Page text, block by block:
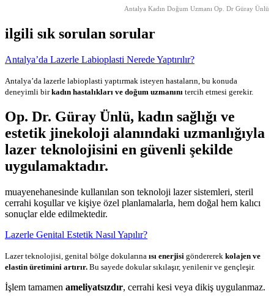
Antalya Kadın Doğum Uzmanı Op. Dr Güray Ünlü
ilgili sık sorulan sorular
Antalya’da Lazerle Labioplasti Nerede Yaptırılır?
Antalya’da lazerle labioplasti yaptırmak isteyen hastaların, bu konuda
deneyimli birkadın hastalıkları ve doğum uzmanını tercih etmesi gerekir.
Op. Dr. Güray Ünlü, kadın sağlığı ve
estetik jinekoloji alanındaki uzmanlığıyla
lazer teknolojisini en güvenli şekilde
uygulamaktadır.
muayenehanesinde kullanılan son teknoloji lazer sistemleri, steril
cerrahi koşullar ve kişiye özel planlamalarla, hem doğal hem kalıcı
sonuçlar elde edilmektedir.
Lazerle Genital Estetik Nasıl Yapılır?
Lazer teknolojisi, genital bölge dokularına ısı enerjisi göndererek kolajen ve
elastin üretimini artırır. Bu sayede dokular sıkılaşır, yenilenir ve gençleşir.
İşlem tamamen ameliyatsızdır, cerrahi kesi veya dikiş uygulanmaz.